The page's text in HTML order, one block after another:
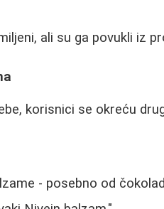
ali su ga povukli iz
korisnici se okreću
- posebno od